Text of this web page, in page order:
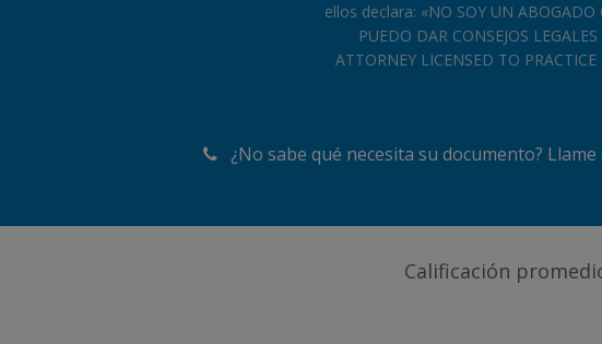
ellos declara: «NO SOY UN ABOGADO
PUEDO DAR CONSEJOS
ATTORNEY LICENSED TO
¿No sabe qué necesita su documento? Llame
Calificación